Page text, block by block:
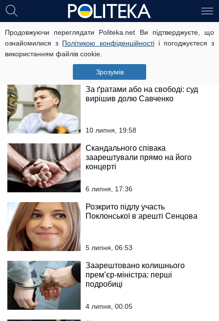
Продовжуючи переглядати Politeka.net Ви підтверджуєте, що
ознайомилися з Політикою конфіденційностіі погоджуєтеся з
використанням файлів cookie.
Зрозумів
Втече: суд ухвалив рішення щодо
мажора на Hummer
26 липня, 17:29
За ґратами або на свободі: суд
вирішив долю Савченко
10 липня, 19:58
Скандального співака
заарештували прямо на його
концерті
6 липня, 17:36
Розкрито підлу участь
Поклонської в арешті Сенцова
5 липня, 06:53
Заарештовано колишнього
прем’єр-міністра: перші
подробиці
4 липня, 00:05